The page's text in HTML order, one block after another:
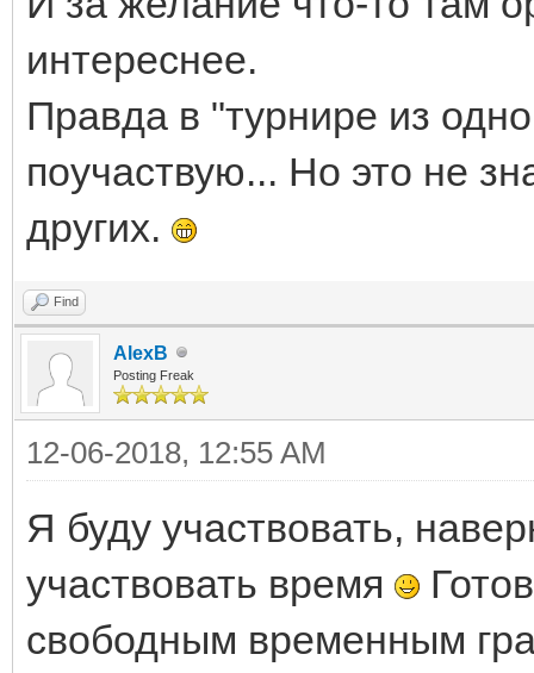
интереснее.
Правда в "турнире из
поучаствую... Но это не
других.
Find
AlexB
Posting Freak
12-06-2018, 12:55 AM
Я буду участвовать,
участвовать время
свободным временным